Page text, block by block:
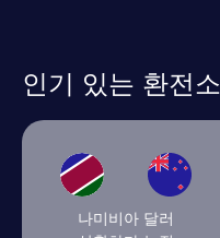
인기 있는 환전소
나미비아 달러